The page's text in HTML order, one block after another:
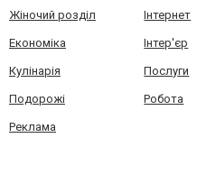
Жіночий розділ Інтернет
Економіка Інтер'єр
Кулінарія Послуги
Подорожі Робота
Реклама